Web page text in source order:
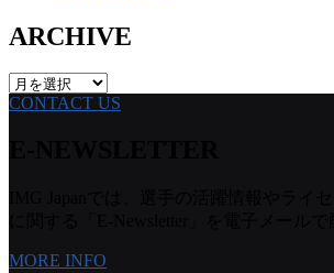
ARCHIVE
ARCHIVE
CONTACT US
MORE INFO